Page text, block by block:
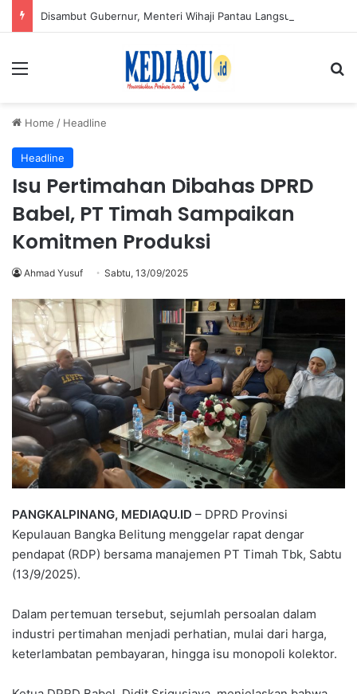
Menu
Home / Headline
Headline
Isu Pertimahan Dibahas DPRD
Babel, PT Timah Sampaikan
Komitmen Produksi
Ahmad Yusuf Sabtu, 13/09/2025
PANGKALPINANG, MEDIAQU.ID – DPRD Provinsi
Kepulauan Bangka Belitung menggelar rapat dengar
pendapat (RDP) bersama manajemen PT Timah Tbk, Sabtu
(13/9/2025).
Dalam pertemuan tersebut, sejumlah persoalan dalam
industri pertimahan menjadi perhatian, mulai dari harga,
keterlambatan pembayaran, hingga isu monopoli kolektor.